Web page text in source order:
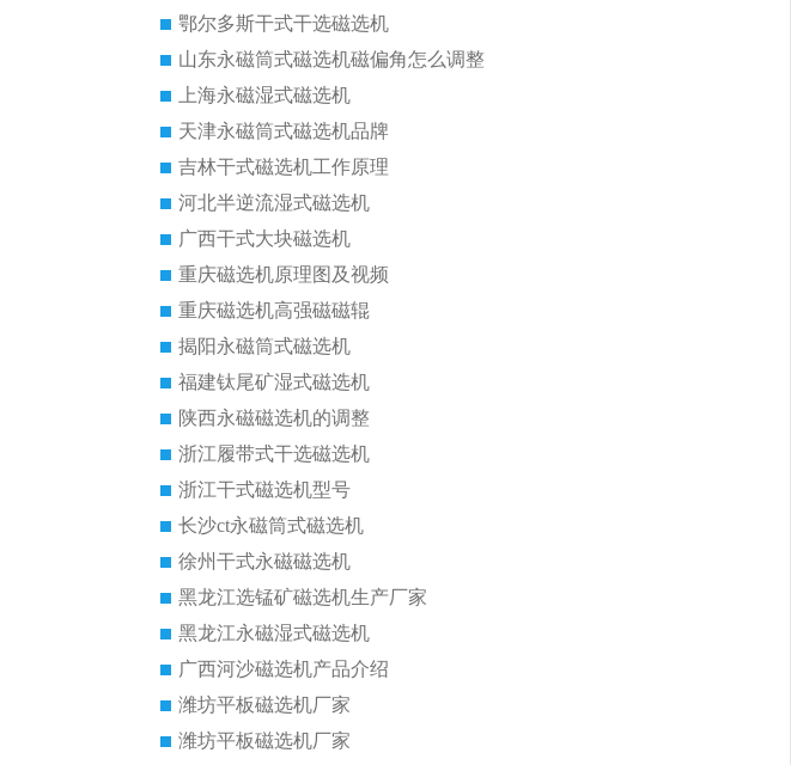
鄂尔多斯干式干选磁选机
山东永磁筒式磁选机磁偏角怎么调整
上海永磁湿式磁选机
天津永磁筒式磁选机品牌
吉林干式磁选机工作原理
河北半逆流湿式磁选机
广西干式大块磁选机
重庆磁选机原理图及视频
重庆磁选机高强磁磁辊
揭阳永磁筒式磁选机
福建钛尾矿湿式磁选机
陕西永磁磁选机的调整
浙江履带式干选磁选机
浙江干式磁选机型号
长沙ct永磁筒式磁选机
徐州干式永磁磁选机
黑龙江选锰矿磁选机生产厂家
黑龙江永磁湿式磁选机
广西河沙磁选机产品介绍
潍坊平板磁选机厂家
潍坊平板磁选机厂家